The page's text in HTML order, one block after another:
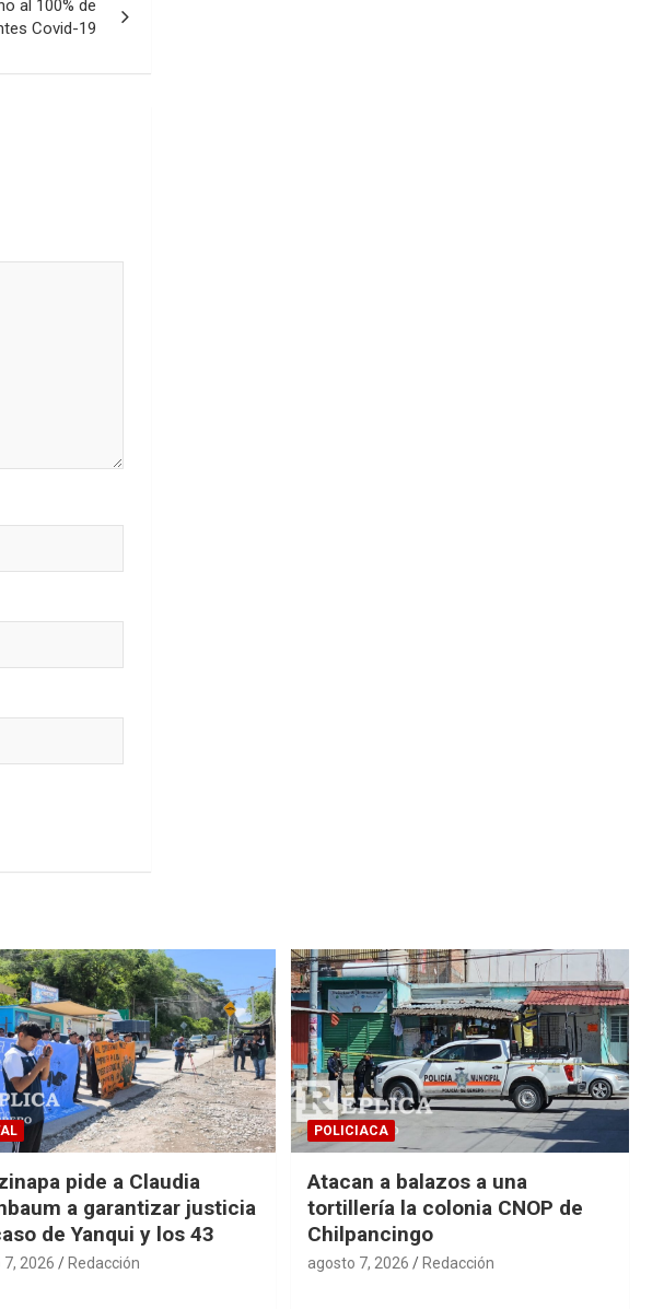
al 100% de
Covid-19
pide a Claudia
a garantizar justicia
de Yanqui y los 43
2026 Redacción
POLICIACA
Atacan a balazos a una
tortillería la colonia CNOP de
Chilpancingo
agosto 7, 2026 Redacción